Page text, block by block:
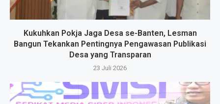
Kukuhkan Pokja Jaga Desa se-Banten, Lesman
Bangun Tekankan Pentingnya Pengawasan Publikasi
Desa yang Transparan
23 Juli 2026